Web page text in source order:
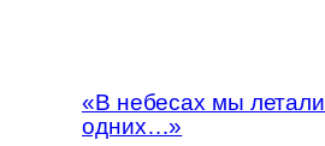
«В небесах мы летали
одних…»